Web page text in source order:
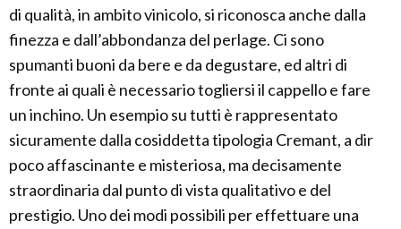
di qualità, in ambito vinicolo, si riconosca anche dalla
finezza e dall’abbondanza del perlage. Ci sono
spumanti buoni da bere e da degustare, ed altri di
fronte ai quali è necessario togliersi il cappello e fare
un inchino. Un esempio su tutti è rappresentato
sicuramente dalla cosiddetta tipologia Cremant, a dir
poco affascinante e misteriosa, ma decisamente
straordinaria dal punto di vista qualitativo e del
prestigio. Uno dei modi possibili per effettuare una